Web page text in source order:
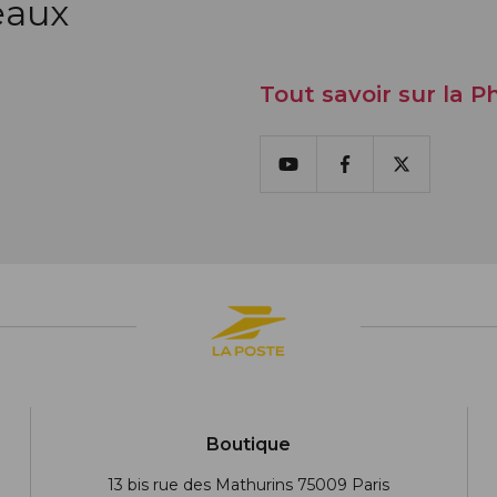
Tout savoir sur la
YoutubeFacebook
X
Boutique
13 bis rue des Mathurins 75009 Paris